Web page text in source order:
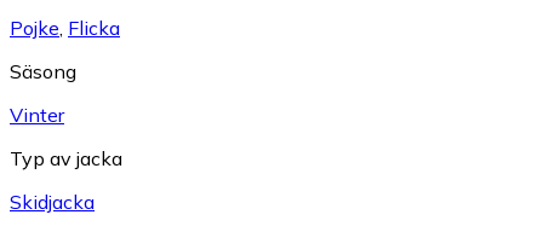
Pojke, Flicka
Säsong
Vinter
Typ av jacka
Skidjacka